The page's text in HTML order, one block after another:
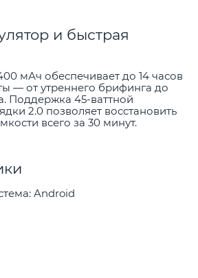
и быстрая
мАч обеспечивает до 14 часов
— от утреннего брифинга до
Поддержка 45-ваттной
2.0 позволяет восстановить
всего за 30 минут.
Android